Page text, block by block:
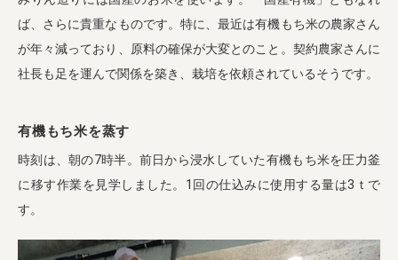
ば、さらに貴重なものです。特に、最近は有機もち米の農家さん
が年々減っており、原料の確保が大変とのこと。契約農家さんに
社長も足を運んで関係を築き、栽培を依頼されているそうです。
有機もち米を蒸す
時刻は、朝の7時半。前日から浸水していた有機もち米を圧力釜
に移す作業を見学しました。1回の仕込みに使用する量は3ｔで
す。